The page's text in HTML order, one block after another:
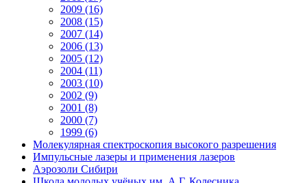
2009 (16)
2008 (15)
2007 (14)
2006 (13)
2005 (12)
2004 (11)
2003 (10)
2002 (9)
2001 (8)
2000 (7)
1999 (6)
Молекулярная спектроскопия высокого разрешения
Импульсные лазеры и применения лазеров
Аэрозоли Сибири